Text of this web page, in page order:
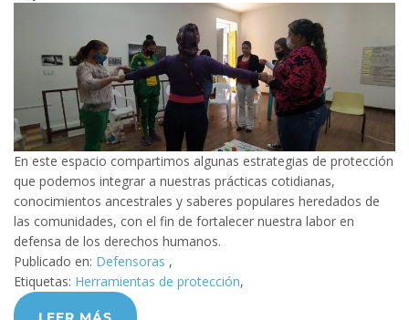
En este espacio compartimos algunas estrategias de protección
que podemos integrar a nuestras prácticas cotidianas,
conocimientos ancestrales y saberes populares heredados de
las comunidades, con el fin de fortalecer nuestra labor en
defensa de los derechos humanos.
Publicado en: Defensoras ,
Etiquetas: Herramientas de protección,